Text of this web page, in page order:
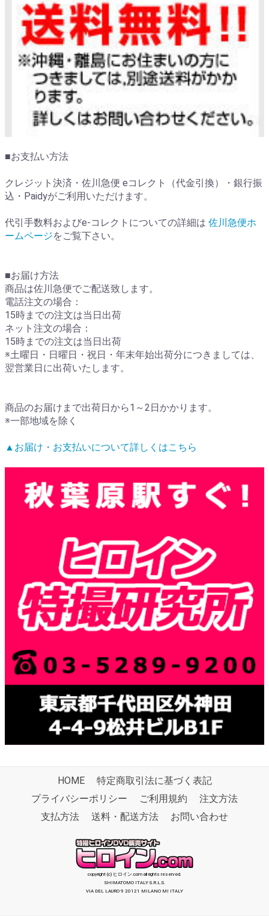
■お支払い方法
クレジット決済・佐川急便 eコレクト（代金引換）・銀行振
込・Paidyがご利用いただけます。
代引手数料およびe-コレクトについての詳細は 佐川急便ホ
ームページをご覧下さい。
■お届け方法
商品は佐川急便でご配送致します。
電話注文の場合：
15時までの注文は当日出荷
ネット注文の場合：
15時までの注文は当日出荷
※土曜日・日曜日・祝日・年末年始出荷分につきましては、
翌営業日に出荷いたします。
商品のお届けまで出荷日から1～2日かかります。
※一部地域を除く
▲お届け・お支払いについて詳しくはこちら
HOME
特定商取引法に基づく表記
プライバシーポリシー
ご利用規約
注文方法
支払方法
送料・配送方法 お問い合わせ
copyright (c) ヒロイン.com all rights reserved.
SHIMATOMO ITALY S.R.L.S.
VIA DEL LAURO 9 20121 MILANO MI ITALY